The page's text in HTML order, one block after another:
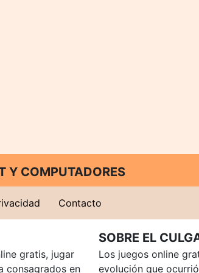
Y COMPUTADORES
Contacto
gratis, jugar
consagrados en
SOBRE EL
Los juegos online
evolución que